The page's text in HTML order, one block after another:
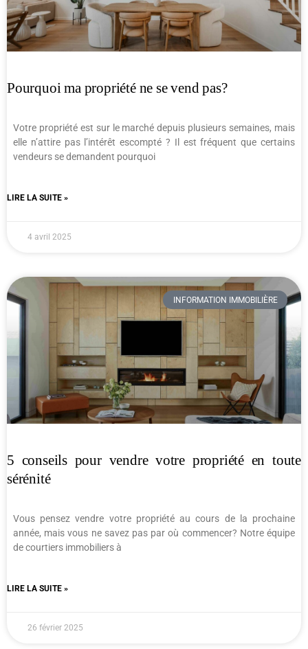
Pourquoi ma propriété ne se vend pas?
Votre propriété est sur le marché depuis plusieurs semaines, mais
elle n’attire pas l’intérêt escompté ? Il est fréquent que certains
vendeurs se demandent pourquoi
LIRE LA SUITE »
4 avril 2025
INFORMATION IMMOBILIÈRE
5 conseils pour vendre votre propriété en toute
sérénité
Vous pensez vendre votre propriété au cours de la prochaine
année, mais vous ne savez pas par où commencer? Notre équipe
de courtiers immobiliers à
LIRE LA SUITE »
26 février 2025